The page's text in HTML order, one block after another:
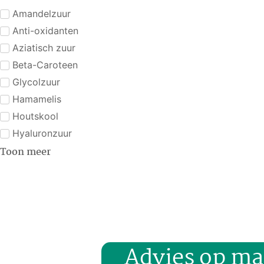
Amandelzuur
Anti-oxidanten
Aziatisch zuur
Beta-Caroteen
Glycolzuur
Hamamelis
Houtskool
Hyaluronzuur
Toon meer